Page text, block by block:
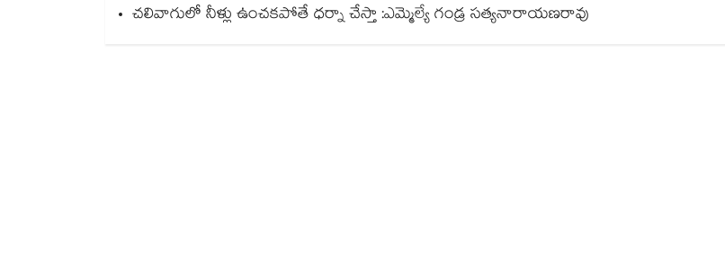
చలివాగులో నీళ్లు ఉంచకపోతే ధర్నా చేస్తా :ఎమ్మెల్యే గండ్ర సత్యనారాయణరావు